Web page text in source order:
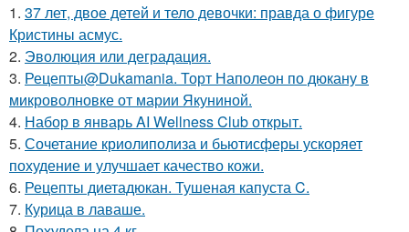
1. 37 лет, двое детей и тело девочки: правда о фигуре
Кристины асмус.
2. Эволюция или деградация.
3. Рецепты@Dukamania. Торт Наполеон по дюкану в
микроволновке от марии Якуниной.
4. Набор в январь AI Wellness Club открыт.
5. Сочетание криолиполиза и бьютисферы ускоряет
похудение и улучшает качество кожи.
6. Рецепты диетадюкан. Тушеная капуста C.
7. Курица в лаваше.